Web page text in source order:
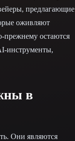
предлагающие
оживляют
прежнему остаются
инструменты,
в
Они являются